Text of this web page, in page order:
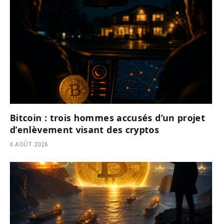
Bitcoin : trois hommes accusés d’un projet
d’enlèvement visant des cryptos
6 AOÛT 2026